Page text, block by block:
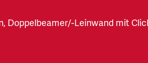
Doppelbeamer/-Leinwand mit